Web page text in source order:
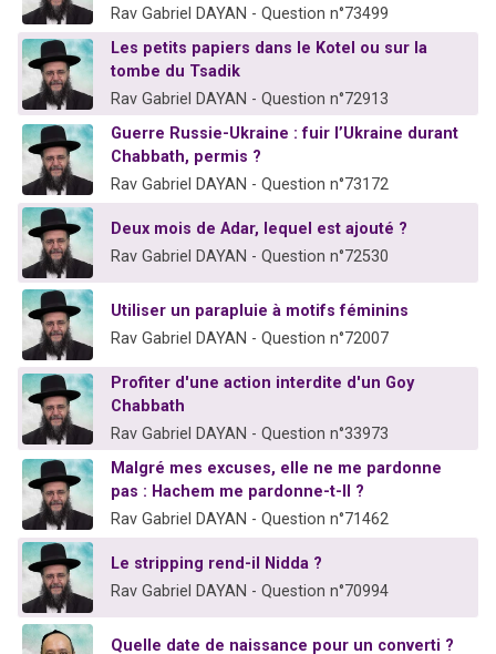
Rav Gabriel DAYAN - Question n°73499
Les petits papiers dans le Kotel ou sur la
tombe du Tsadik
Rav Gabriel DAYAN - Question n°72913
Guerre Russie-Ukraine : fuir l’Ukraine durant
Chabbath, permis ?
Rav Gabriel DAYAN - Question n°73172
Deux mois de Adar, lequel est ajouté ?
Rav Gabriel DAYAN - Question n°72530
Utiliser un parapluie à motifs féminins
Rav Gabriel DAYAN - Question n°72007
Profiter d'une action interdite d'un Goy
Chabbath
Rav Gabriel DAYAN - Question n°33973
Malgré mes excuses, elle ne me pardonne
pas : Hachem me pardonne-t-Il ?
Rav Gabriel DAYAN - Question n°71462
Le stripping rend-il Nidda ?
Rav Gabriel DAYAN - Question n°70994
Quelle date de naissance pour un converti ?